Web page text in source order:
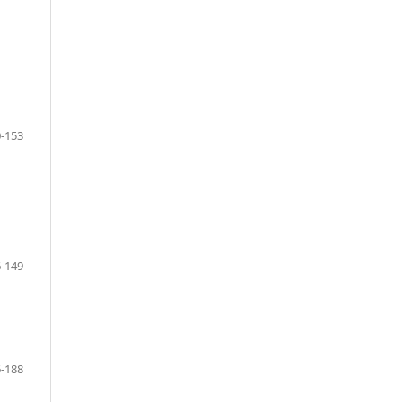
153
149
188